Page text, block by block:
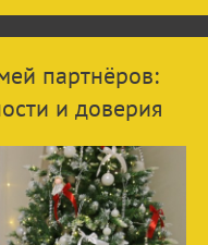
партнёров:
и доверия